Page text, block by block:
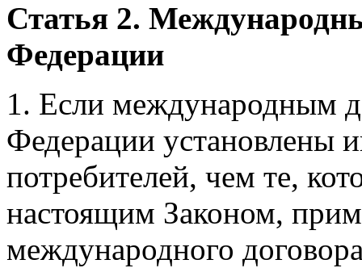
Статья 2.
Федерации
1. Если международным
Федерации установлены
потребителей, чем те,
настоящим Законом,
международного